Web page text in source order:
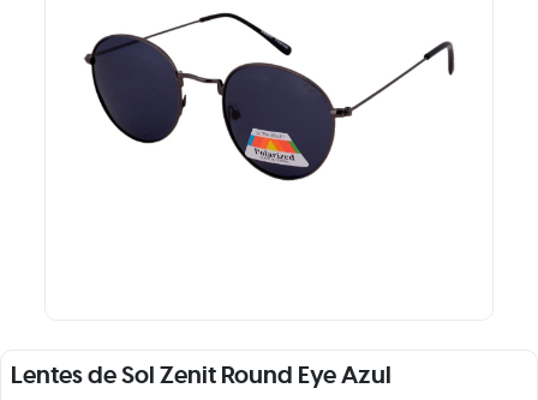
Lentes de Sol Zenit Round Eye Azul